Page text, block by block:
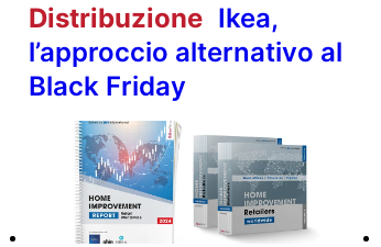
Distribuzione Ikea,
l’approccio alternativo al
Black Friday